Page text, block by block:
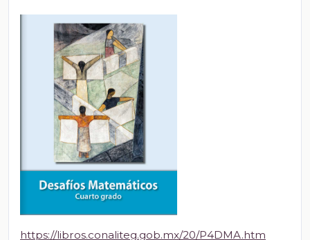
https://libros.conaliteg.gob.mx/20/P4DMA.htm